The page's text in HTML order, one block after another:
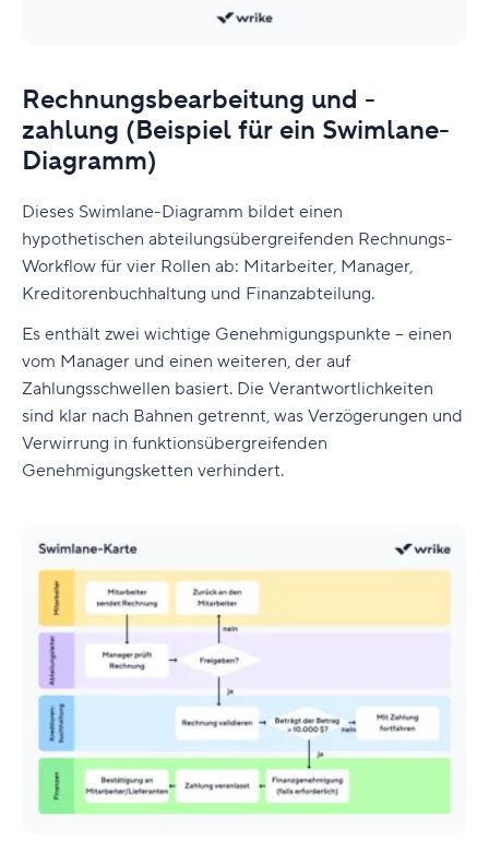
Rechnungsbearbeitung und -
zahlung (Beispiel für ein Swimlane-
Diagramm)
Dieses Swimlane-Diagramm bildet einen
hypothetischen abteilungsübergreifenden Rechnungs-
Workflow für vier Rollen ab: Mitarbeiter, Manager,
Kreditorenbuchhaltung und Finanzabteilung.
Es enthält zwei wichtige Genehmigungspunkte – einen
vom Manager und einen weiteren, der auf
Zahlungsschwellen basiert. Die Verantwortlichkeiten
sind klar nach Bahnen getrennt, was Verzögerungen und
Verwirrung in funktionsübergreifenden
Genehmigungsketten verhindert.